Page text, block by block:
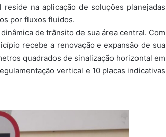
na aplicação de soluções planejadas
por fluxos fluidos.
de trânsito de sua área central. Com
recebe a renovação e expansão de sua
quadrados de sinalização horizontal em
vertical e 10 placas indicativas